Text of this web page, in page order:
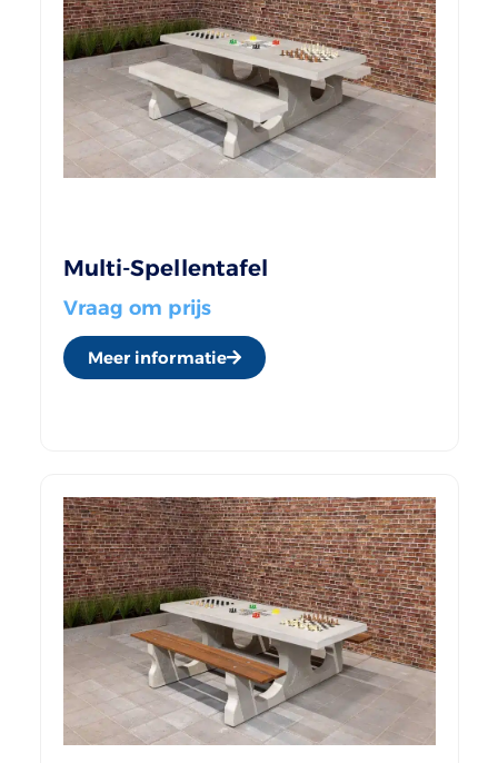
Multi-Spellentafel
Vraag om prijs
Meer informatie